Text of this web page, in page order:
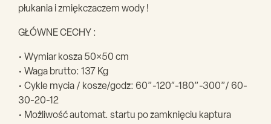
płukania i zmiękczaczem wody !
GŁÓWNE CECHY :
• Wymiar kosza 50×50 cm
• Waga brutto: 137 Kg
• Cykle mycia / kosze/godz: 60”-120″-180”-300”/ 60-
30-20-12
• Możliwość automat. startu po zamknięciu kaptura